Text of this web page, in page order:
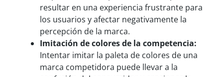
resultar en una experiencia frustrante para
los usuarios y afectar negativamente la
percepción de la marca.
Imitación de colores de la competencia:
Intentar imitar la paleta de colores de una
marca competidora puede llevar a la